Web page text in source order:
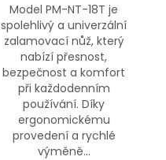
Model PM-NT-18T je
spolehlivý a univerzální
zalamovací nůž, který
nabízí přesnost,
bezpečnost a komfort
při každodenním
používání. Díky
ergonomickému
provedení a rychlé
výměně...